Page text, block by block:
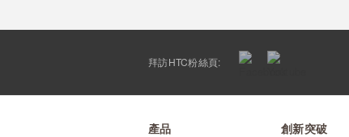
拜訪HTC粉絲頁:
產品
創新突破